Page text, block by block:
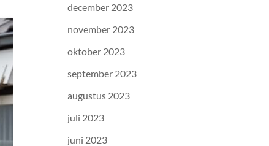
december 2023
november 2023
oktober 2023
september 2023
augustus 2023
juli 2023
juni 2023